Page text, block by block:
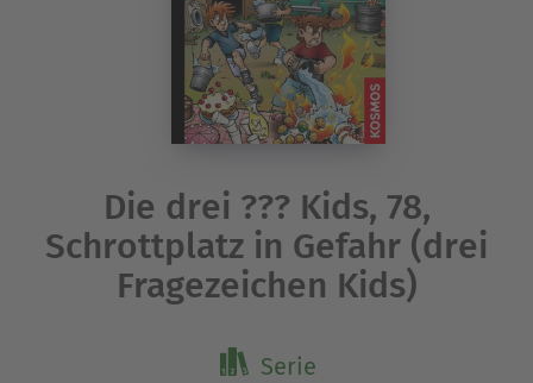
Die drei ??? Kids, 78,
Schrottplatz in Gefahr (drei
Fragezeichen Kids)
Serie